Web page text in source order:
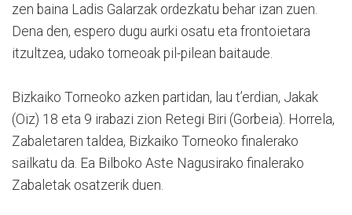
zen baina Ladis Galarzak ordezkatu behar izan zuen.
Dena den, espero dugu aurki osatu eta frontoietara
itzultzea, udako torneoak pil-pilean baitaude.
Bizkaiko Torneoko azken partidan, lau t’erdian, Jakak
(Oiz) 18 eta 9 irabazi zion Retegi Biri (Gorbeia). Horrela,
Zabaletaren taldea, Bizkaiko Torneoko finalerako
sailkatu da. Ea Bilboko Aste Nagusirako finalerako
Zabaletak osatzerik duen.